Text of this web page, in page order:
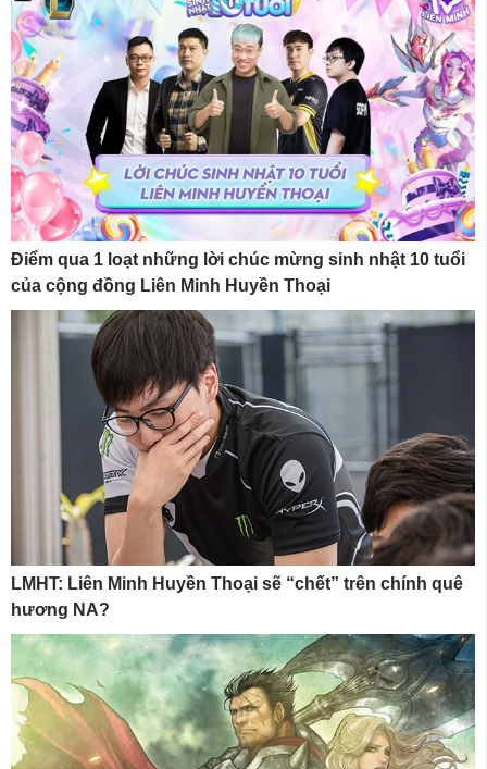
Điểm qua 1 loạt những lời chúc mừng sinh nhật 10 tuổi
của cộng đồng Liên Minh Huyền Thoại
LMHT: Liên Minh Huyền Thoại sẽ “chết” trên chính quê
hương NA?